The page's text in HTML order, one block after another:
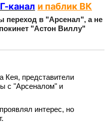
канал и паблик ВК
переход в "Арсенал", а не
"Астон Виллу"
Кея, представители
с "Арсеналом" и
интерес, но